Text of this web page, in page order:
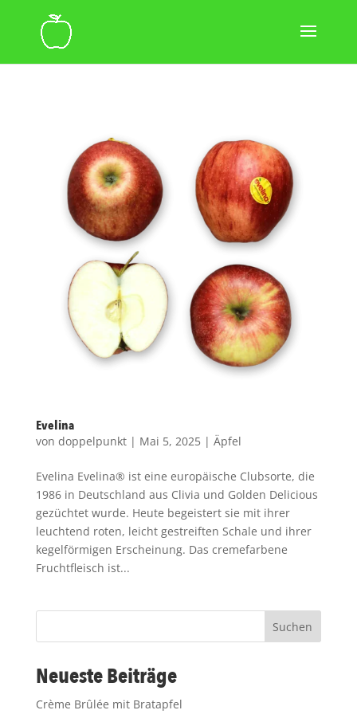
Evelina
von doppelpunkt| Mai 5, 2025| Äpfel
Evelina Evelina® ist eine europäische Clubsorte, die
1986 in Deutschland aus Clivia und Golden Delicious
gezüchtet wurde. Heute begeistert sie mit ihrer
leuchtend roten, leicht gestreiften Schale und ihrer
kegelförmigen Erscheinung. Das cremefarbene
Fruchtfleisch ist...
Suchen
Neueste Beiträge
Crème Brûlée mit Bratapfel